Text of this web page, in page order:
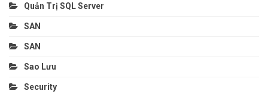
Quản Trị SQL Server
SAN
SAN
Sao Lưu
Security